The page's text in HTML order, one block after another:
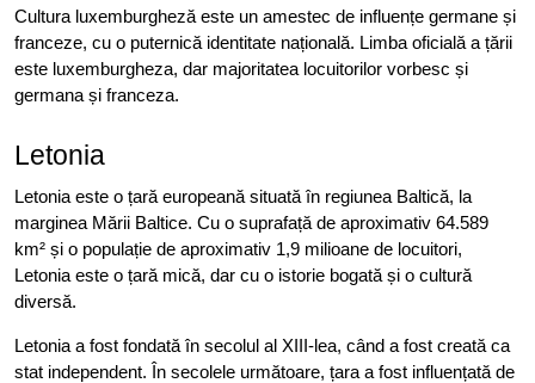
Cultura luxemburgheză este un amestec de influențe germane și
franceze, cu o puternică identitate națională. Limba oficială a țării
este luxemburgheza, dar majoritatea locuitorilor vorbesc și
germana și franceza.
Letonia
Letonia este o țară europeană situată în regiunea Baltică, la
marginea Mării Baltice. Cu o suprafață de aproximativ 64.589
km² și o populație de aproximativ 1,9 milioane de locuitori,
Letonia este o țară mică, dar cu o istorie bogată și o cultură
diversă.
Letonia a fost fondată în secolul al XIII-lea, când a fost creată ca
stat independent. În secolele următoare, țara a fost influențată de